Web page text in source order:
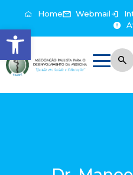
Abrir a barra de ferramentas
Home Webmail